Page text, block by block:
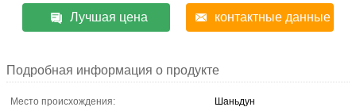
Лучшая цена контактные данные
Подробная информация о продукте
Место происхождения:
Шаньдун